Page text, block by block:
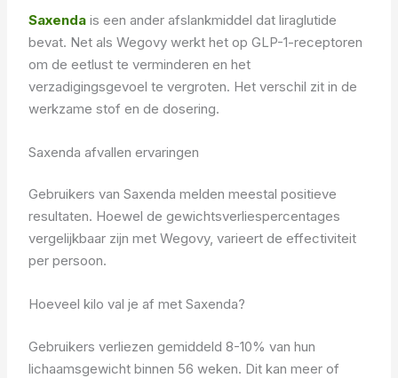
Saxenda is een ander afslankmiddel dat liraglutide
bevat. Net als Wegovy werkt het op GLP-1-receptoren
om de eetlust te verminderen en het
verzadigingsgevoel te vergroten. Het verschil zit in de
werkzame stof en de dosering.
Saxenda afvallen ervaringen
Gebruikers van Saxenda melden meestal positieve
resultaten. Hoewel de gewichtsverliespercentages
vergelijkbaar zijn met Wegovy, varieert de effectiviteit
per persoon.
Hoeveel kilo val je af met Saxenda?
Gebruikers verliezen gemiddeld 8-10% van hun
lichaamsgewicht binnen 56 weken. Dit kan meer of